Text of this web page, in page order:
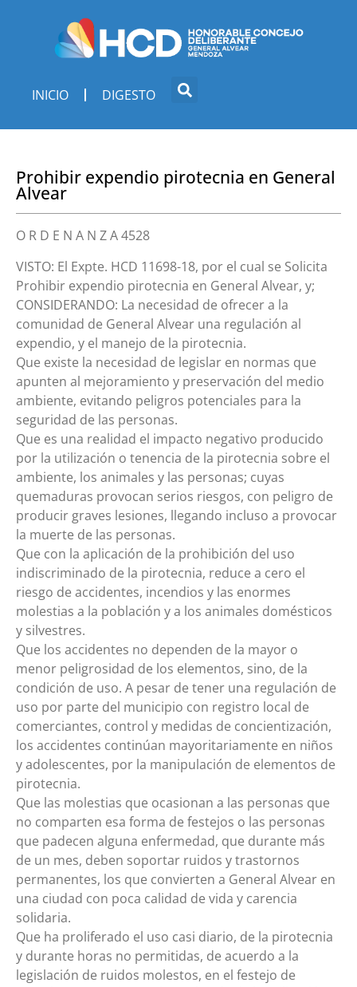
INICIO DIGESTO
Prohibir expendio pirotecnia en General
Alvear
O R D E N A N Z A 4528
VISTO: El Expte. HCD 11698-18, por el cual se Solicita
Prohibir expendio pirotecnia en General Alvear, y;
CONSIDERANDO: La necesidad de ofrecer a la
comunidad de General Alvear una regulación al
expendio, y el manejo de la pirotecnia.
Que existe la necesidad de legislar en normas que
apunten al mejoramiento y preservación del medio
ambiente, evitando peligros potenciales para la
seguridad de las personas.
Que es una realidad el impacto negativo producido
por la utilización o tenencia de la pirotecnia sobre el
ambiente, los animales y las personas; cuyas
quemaduras provocan serios riesgos, con peligro de
producir graves lesiones, llegando incluso a provocar
la muerte de las personas.
Que con la aplicación de la prohibición del uso
indiscriminado de la pirotecnia, reduce a cero el
riesgo de accidentes, incendios y las enormes
molestias a la población y a los animales domésticos
y silvestres.
Que los accidentes no dependen de la mayor o
menor peligrosidad de los elementos, sino, de la
condición de uso. A pesar de tener una regulación de
uso por parte del municipio con registro local de
comerciantes, control y medidas de concientización,
los accidentes continúan mayoritariamente en niños
y adolescentes, por la manipulación de elementos de
pirotecnia.
Que las molestias que ocasionan a las personas que
no comparten esa forma de festejos o las personas
que padecen alguna enfermedad, que durante más
de un mes, deben soportar ruidos y trastornos
permanentes, los que convierten a General Alvear en
una ciudad con poca calidad de vida y carencia
solidaria.
Que ha proliferado el uso casi diario, de la pirotecnia
y durante horas no permitidas, de acuerdo a la
legislación de ruidos molestos, en el festejo de